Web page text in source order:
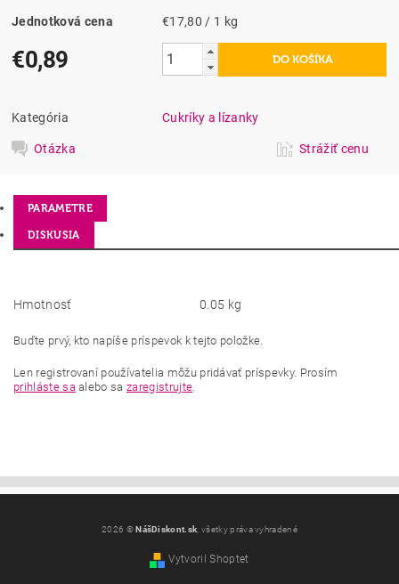
Jednotková cena €17,80 / 1 kg
€0,89
Kategória Cukríky a lízanky
Otázka Strážiť cenu
PARAMETRE
DISKUSIA
Hmotnosť 0.05 kg
Buďte prvý, kto napíše príspevok k tejto položke.
Len registrovaní používatelia môžu pridávať príspevky. Prosím
prihláste sa alebo sazaregistrujte.
2026 ©NášDiskont.sk , všetky práva vyhradené
Vytvoril Shoptet